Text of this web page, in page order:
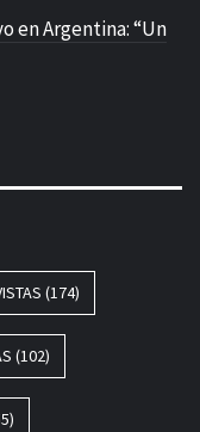
en Argentina: “Un
(174)
(102)